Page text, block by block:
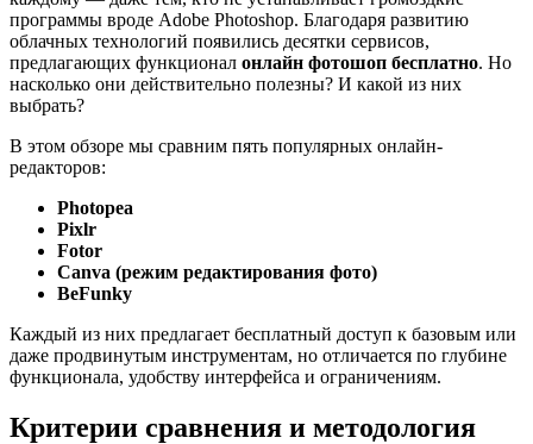
программы вроде Adobe Photoshop. Благодаря развитию
облачных технологий появились десятки сервисов,
предлагающих функционал онлайн фотошоп бесплатно. Но
насколько они действительно полезны? И какой из них
выбрать?
В этом обзоре мы сравним пять популярных онлайн-
редакторов:
Photopea
Pixlr
Fotor
Canva (режим редактирования фото)
BeFunky
Каждый из них предлагает бесплатный доступ к базовым или
даже продвинутым инструментам, но отличается по глубине
функционала, удобству интерфейса и ограничениям.
Критерии сравнения и методология